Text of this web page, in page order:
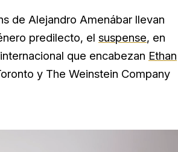
de Alejandro Amenábar llevan
predilecto, el suspense, en
que encabezan Ethan
y The Weinstein Company